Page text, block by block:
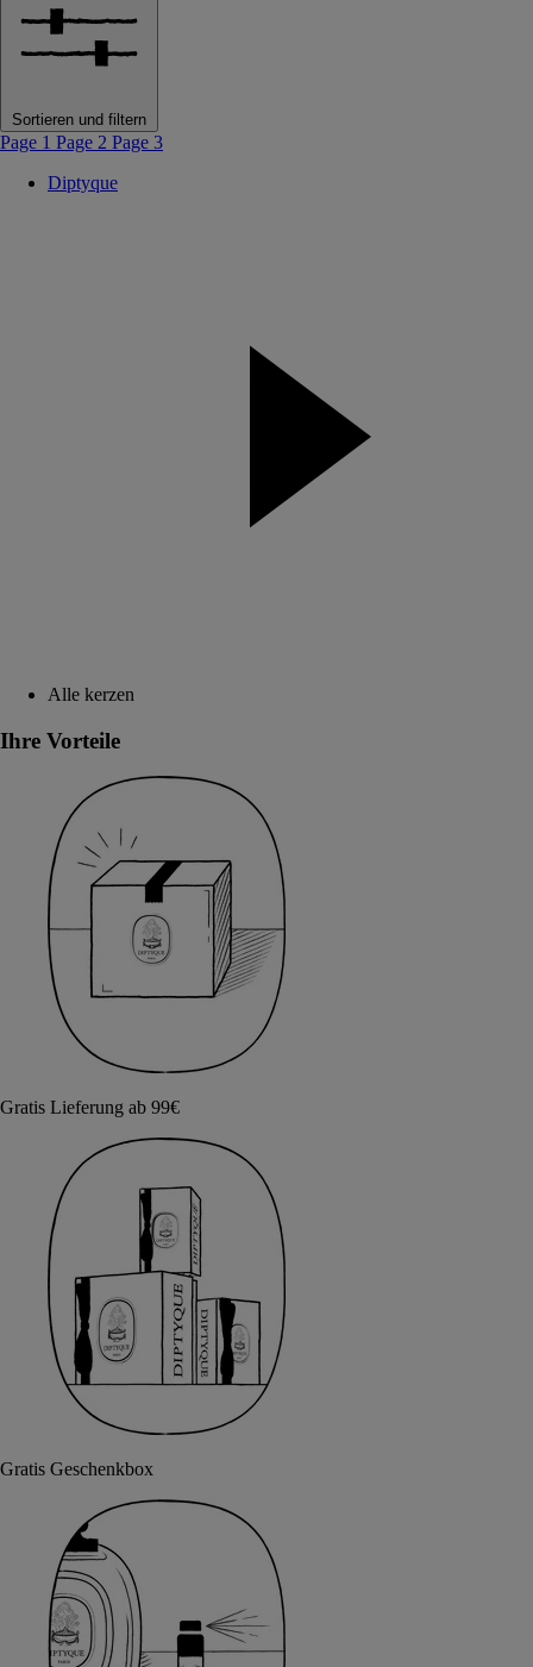
Sortieren und filtern
Page 1 Page 2 Page 3
Diptyque
Alle kerzen
Ihre Vorteile
Gratis Lieferung ab 99€
Gratis Geschenkbox